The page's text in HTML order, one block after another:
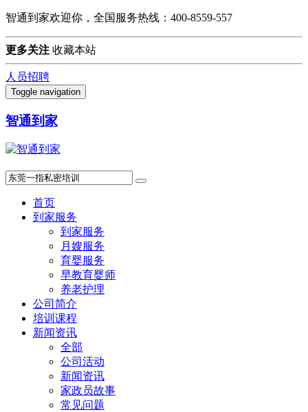
智通到家欢迎你，全国服务热线：400-8559-557
更多关注 收藏本站
人员招聘
Toggle navigation
智通到家
首页
到家服务
到家服务
月嫂服务
育婴服务
早教育婴师
养老护理
公司简介
培训课程
新闻资讯
全部
公司活动
新闻资讯
家政员故事
常见问题